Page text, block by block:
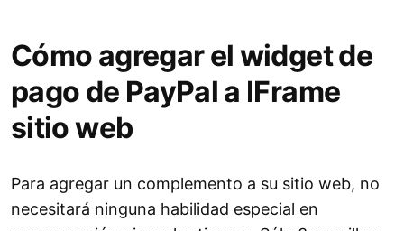
Cómo agregar el widget de
pago de PayPal a IFrame
sitio web
Para agregar un complemento a su sitio web, no
necesitará ninguna habilidad especial en